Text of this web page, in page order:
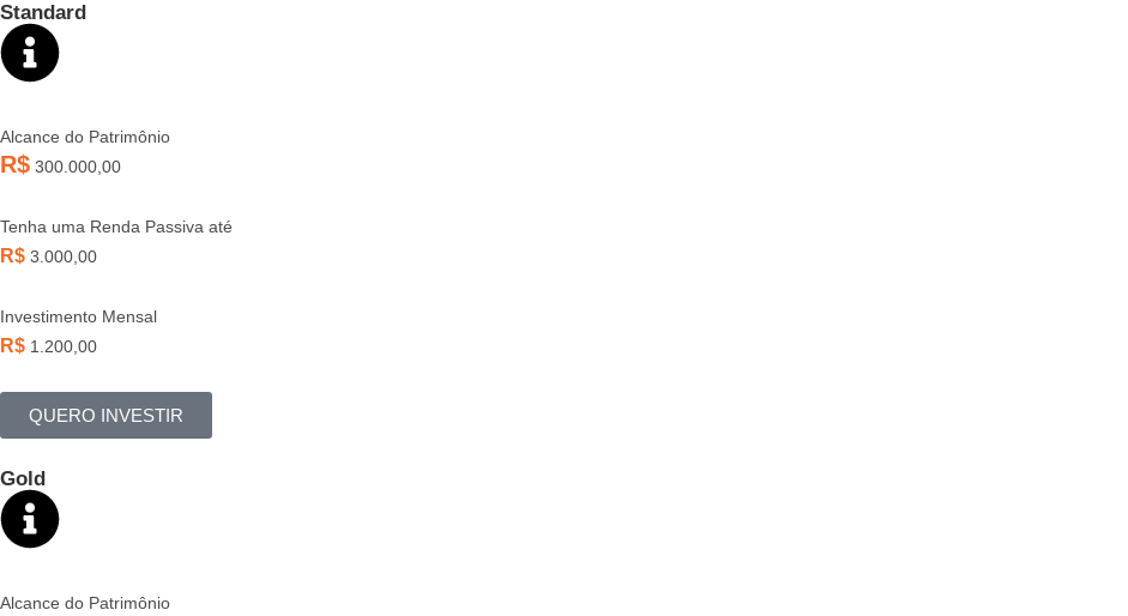
Standard
Alcance do Patrimônio
R$ 300.000,00
Tenha uma Renda Passiva até
R$ 3.000,00
Investimento Mensal
R$ 1.200,00
QUERO INVESTIR
Gold
Alcance do Patrimônio